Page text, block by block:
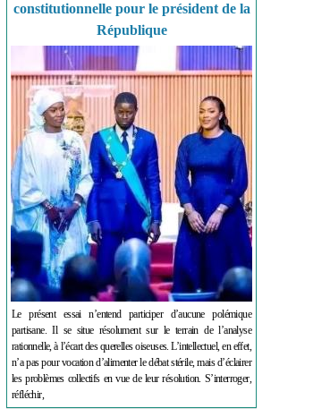
constitutionnelle pour le président de la
République
Le présent essai n’entend participer d’aucune polémique
partisane. Il se situe résolument sur le terrain de l’analyse
rationnelle, à l’écart des querelles oiseuses. L’intellectuel, en effet,
n’a pas pour vocation d’alimenter le débat stérile, mais d’éclairer
les problèmes collectifs en vue de leur résolution. S’interroger,
réfléchir,